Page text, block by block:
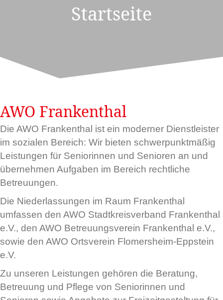
Startseite
AWO Frankenthal
Die AWO Frankenthal ist ein moderner Dienstleister
im sozialen Bereich: Wir bieten schwerpunktmäßig
Leistungen für Seniorinnen und Senioren an und
übernehmen Aufgaben im Bereich rechtliche
Betreuungen.
Die Niederlassungen im Raum Frankenthal
umfassen den AWO Stadtkreisverband Frankenthal
e.V., den AWO Betreuungsverein Frankenthal e.V.,
sowie den AWO Ortsverein Flomersheim-Eppstein
e.V.
Zu unseren Leistungen gehören die Beratung,
Betreuung und Pflege von Seniorinnen und